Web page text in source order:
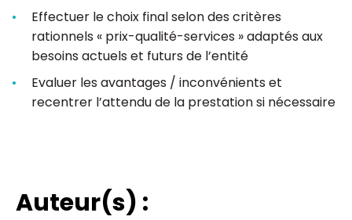
Effectuer le choix final selon des critères
rationnels « prix-qualité-services » adaptés aux
besoins actuels et futurs de l’entité
Evaluer les avantages / inconvénients et
recentrer l’attendu de la prestation si nécessaire
Auteur(s) :